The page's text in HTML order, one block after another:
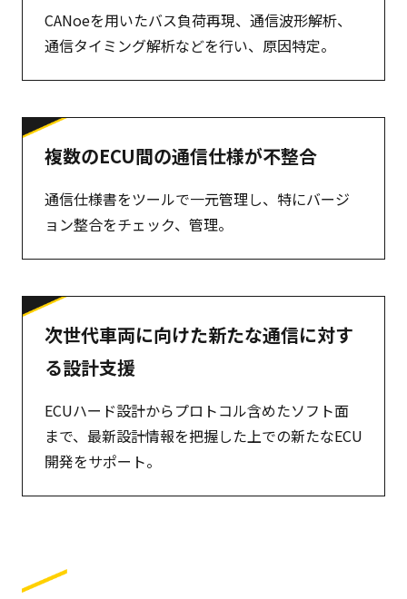
CANoeを用いたバス負荷再現、通信波形解析、
通信タイミング解析などを行い、原因特定。
複数のECU間の通信仕様が不整合
通信仕様書をツールで一元管理し、特にバージ
ョン整合をチェック、管理。
次世代車両に向けた新たな通信に対す
る設計支援
ECUハード設計からプロトコル含めたソフト面
まで、最新設計情報を把握した上での新たなECU
開発をサポート。